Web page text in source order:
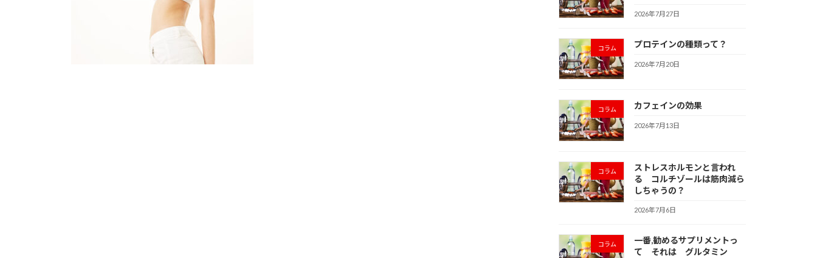
2026年7月27日
コラム プロテインの種類って？
2026年7月20日
コラム カフェインの効果
2026年7月13日
コラム
ストレスホルモンと言われ
る コルチゾールは筋肉減ら
しちゃうの？
2026年7月6日
コラム
一番,勧めるサプリメントっ
て それは グルタミン